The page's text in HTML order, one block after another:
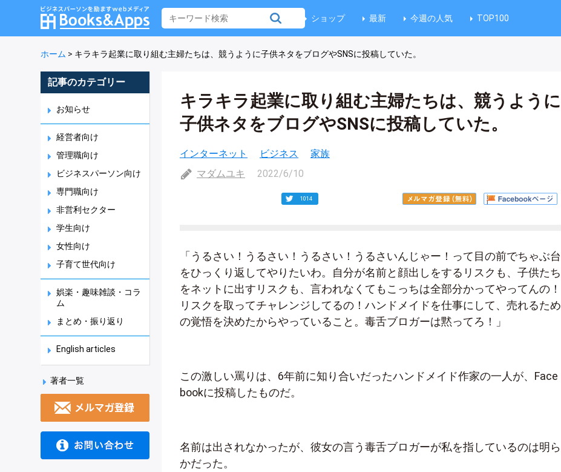
ショップ 最新 今週の人気 TOP100
ホーム > キラキラ起業に取り組む主婦たちは、競うように子供ネタをブログやSNSに投稿していた。
記事のカテゴリー
お知らせ
経営者向け
管理職向け
ビジネスパーソン向け
専門職向け
非営利セクター
学生向け
女性向け
子育て世代向け
娯楽・趣味雑談・コラ
ム
まとめ・振り返り
English articles
著者一覧
キラキラ起業に取り組む主婦たちは、競うように
子供ネタをブログやSNSに投稿していた。
インターネット ビジネス
家族
マダムユキ
2022/6/10
1014
「うるさい！うるさい！うるさい！うるさいんじゃー！って目の前でちゃぶ台
をひっくり返してやりたいわ。自分が名前と顔出しをするリスクも、子供たち
をネットに出すリスクも、言われなくてもこっちは全部分かってやってんの！
リスクを取ってチャレンジしてるの！ハンドメイドを仕事にして、売れるため
の覚悟を決めたからやっていること。毒舌ブロガーは黙ってろ！」
この激しい罵りは、6年前に知り合いだったハンドメイド作家の一人が、Face
bookに投稿したものだ。
名前は出されなかったが、彼女の言う毒舌ブロガーが私を指しているのは明ら
かだった。